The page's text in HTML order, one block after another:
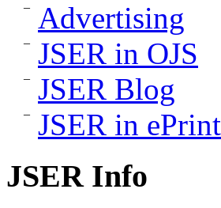
Advertising
JSER in OJS
JSER Blog
JSER in
JSER Info